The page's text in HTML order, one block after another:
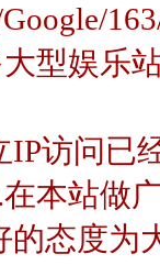
型娱乐
访问已
本站做
的态度为